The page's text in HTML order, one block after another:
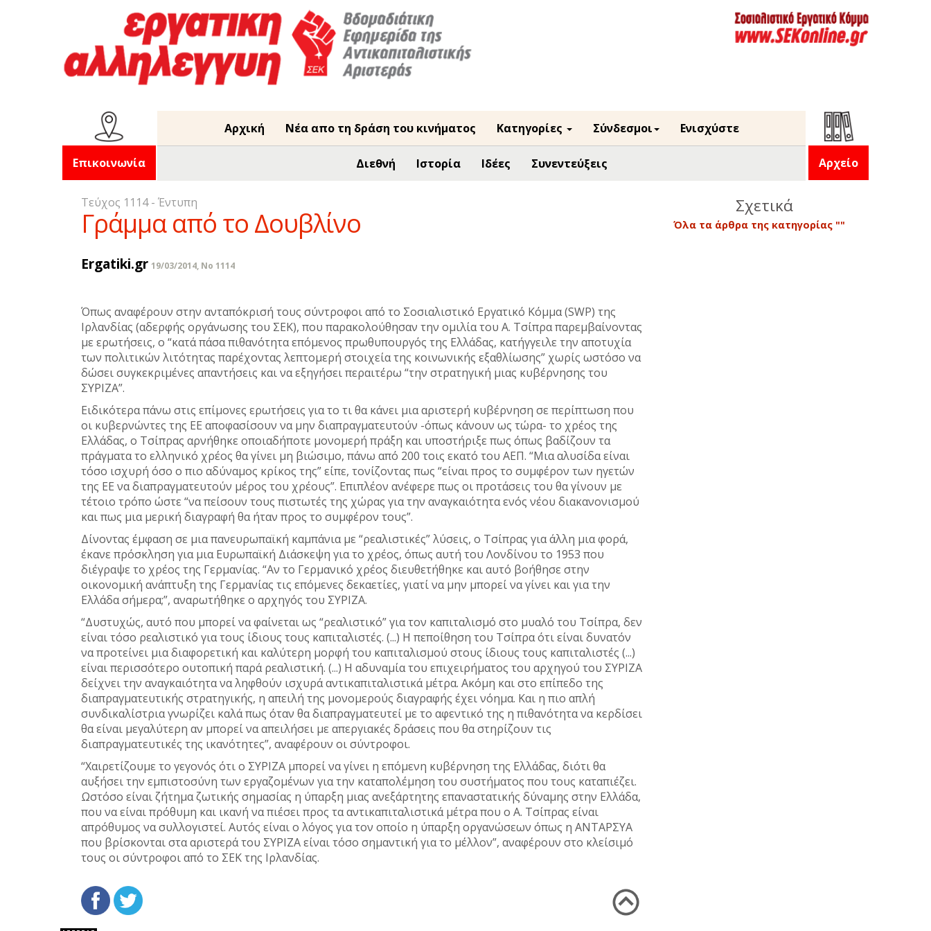
Επικοινωνία
Αρχική Νέα απο τη δράση του κινήματος Κατηγορίες Σύνδεσμοι Ενισχύστε
Διεθνή Ιστορία Ιδέες Συνεντεύξεις Αρχείο
Τεύχος 1114 - Έντυπη
Γράμμα από το Δουβλίνο
Ergatiki.gr 19/03/2014, No 1114
Όπως αναφέρουν στην ανταπόκρισή τους σύντροφοι από το Σοσιαλιστικό Εργατικό Κόμμα (SWP) της
Ιρλανδίας (αδερφής οργάνωσης του ΣΕΚ), που παρακολούθησαν την ομιλία του Α. Τσίπρα παρεμβαίνοντας
με ερωτήσεις, ο “κατά πάσα πιθανότητα επόμενος πρωθυπουργός της Ελλάδας, κατήγγειλε την αποτυχία
των πολιτικών λιτότητας παρέχοντας λεπτομερή στοιχεία της κοινωνικής εξαθλίωσης” χωρίς ωστόσο να
δώσει συγκεκριμένες απαντήσεις και να εξηγήσει περαιτέρω “την στρατηγική μιας κυβέρνησης του
ΣΥΡΙΖΑ”.
Ειδικότερα πάνω στις επίμονες ερωτήσεις για το τι θα κάνει μια αριστερή κυβέρνηση σε περίπτωση που
οι κυβερνώντες της ΕΕ αποφασίσουν να μην διαπραγματευτούν -όπως κάνουν ως τώρα- το χρέος της
Ελλάδας, ο Τσίπρας αρνήθηκε οποιαδήποτε μονομερή πράξη και υποστήριξε πως όπως βαδίζουν τα
πράγματα το ελληνικό χρέος θα γίνει μη βιώσιμο, πάνω από 200 τοις εκατό του ΑΕΠ. “Μια αλυσίδα είναι
τόσο ισχυρή όσο ο πιο αδύναμος κρίκος της” είπε, τονίζοντας πως “είναι προς το συμφέρον των ηγετών
της ΕΕ να διαπραγματευτούν μέρος του χρέους”. Επιπλέον ανέφερε πως οι προτάσεις του θα γίνουν με
τέτοιο τρόπο ώστε “να πείσουν τους πιστωτές της χώρας για την αναγκαιότητα ενός νέου διακανονισμού
και πως μια μερική διαγραφή θα ήταν προς το συμφέρον τους”.
Δίνοντας έμφαση σε μια πανευρωπαϊκή καμπάνια με “ρεαλιστικές” λύσεις, ο Τσίπρας για άλλη μια φορά,
έκανε πρόσκληση για μια Ευρωπαϊκή Διάσκεψη για το χρέος, όπως αυτή του Λονδίνου το 1953 που
διέγραψε το χρέος της Γερμανίας. “Αν το Γερμανικό χρέος διευθετήθηκε και αυτό βοήθησε στην
οικονομική ανάπτυξη της Γερμανίας τις επόμενες δεκαετίες, γιατί να μην μπορεί να γίνει και για την
Ελλάδα σήμερα;”, αναρωτήθηκε ο αρχηγός του ΣΥΡΙΖΑ.
“Δυστυχώς, αυτό που μπορεί να φαίνεται ως “ρεαλιστικό” για τον καπιταλισμό στο μυαλό του Τσίπρα, δεν
είναι τόσο ρεαλιστικό για τους ίδιους τους καπιταλιστές. (...) Η πεποίθηση του Τσίπρα ότι είναι δυνατόν
να προτείνει μια διαφορετική και καλύτερη μορφή του καπιταλισμού στους ίδιους τους καπιταλιστές (...)
είναι περισσότερο ουτοπική παρά ρεαλιστική. (...) Η αδυναμία του επιχειρήματος του αρχηγού του ΣΥΡΙΖΑ
δείχνει την αναγκαιότητα να ληφθούν ισχυρά αντικαπιταλιστικά μέτρα. Ακόμη και στο επίπεδο της
διαπραγματευτικής στρατηγικής, η απειλή της μονομερούς διαγραφής έχει νόημα. Και η πιο απλή
συνδικαλίστρια γνωρίζει καλά πως όταν θα διαπραγματευτεί με το αφεντικό της η πιθανότητα να κερδίσει
θα είναι μεγαλύτερη αν μπορεί να απειλήσει με απεργιακές δράσεις που θα στηρίζουν τις
διαπραγματευτικές της ικανότητες”, αναφέρουν οι σύντροφοι.
“Χαιρετίζουμε το γεγονός ότι ο ΣΥΡΙΖΑ μπορεί να γίνει η επόμενη κυβέρνηση της Ελλάδας, διότι θα
αυξήσει την εμπιστοσύνη των εργαζομένων για την καταπολέμηση του συστήματος που τους καταπιέζει.
Ωστόσο είναι ζήτημα ζωτικής σημασίας η ύπαρξη μιας ανεξάρτητης επαναστατικής δύναμης στην Ελλάδα,
που να είναι πρόθυμη και ικανή να πιέσει προς τα αντικαπιταλιστικά μέτρα που ο Α. Τσίπρας είναι
απρόθυμος να συλλογιστεί. Αυτός είναι ο λόγος για τον οποίο η ύπαρξη οργανώσεων όπως η ΑΝΤΑΡΣΥΑ
που βρίσκονται στα αριστερά του ΣΥΡΙΖΑ είναι τόσο σημαντική για το μέλλον”, αναφέρουν στο κλείσιμό
τους οι σύντροφοι από το ΣΕΚ της Ιρλανδίας.
Σχετικά
Όλα τα άρθρα της κατηγορίας ""